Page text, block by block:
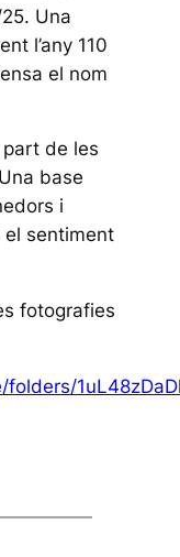
Una
l’any 110
el nom
de les
base
i
sentiment
fotografies